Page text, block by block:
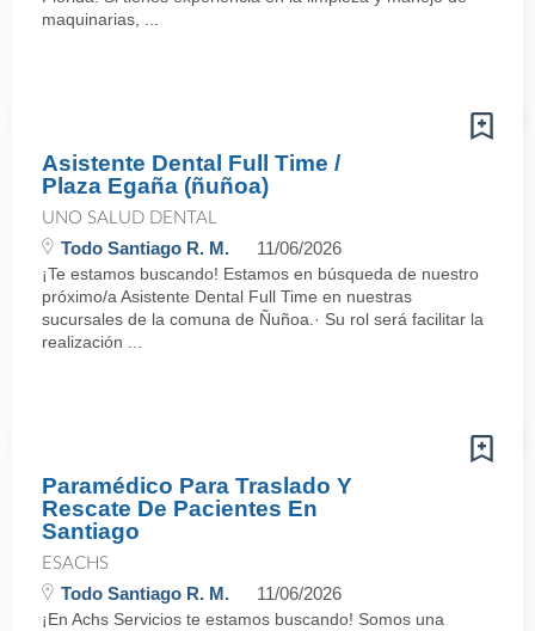
maquinarias, ...
Asistente Dental Full Time /
Plaza Egaña (ñuñoa)
UNO SALUD DENTAL
Todo Santiago R. M. 11/06/2026
¡Te estamos buscando! Estamos en búsqueda de nuestro
próximo/a Asistente Dental Full Time en nuestras
sucursales de la comuna de Ñuñoa.· Su rol será facilitar la
realización ...
Paramédico Para Traslado Y
Rescate De Pacientes En
Santiago
ESACHS
Todo Santiago R. M. 11/06/2026
¡En Achs Servicios te estamos buscando! Somos una